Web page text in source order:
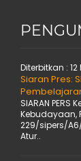
Diterbitkan :
Siaran Pres:
SIARAN
Kebudayaan,
229/sipers/
Atur..